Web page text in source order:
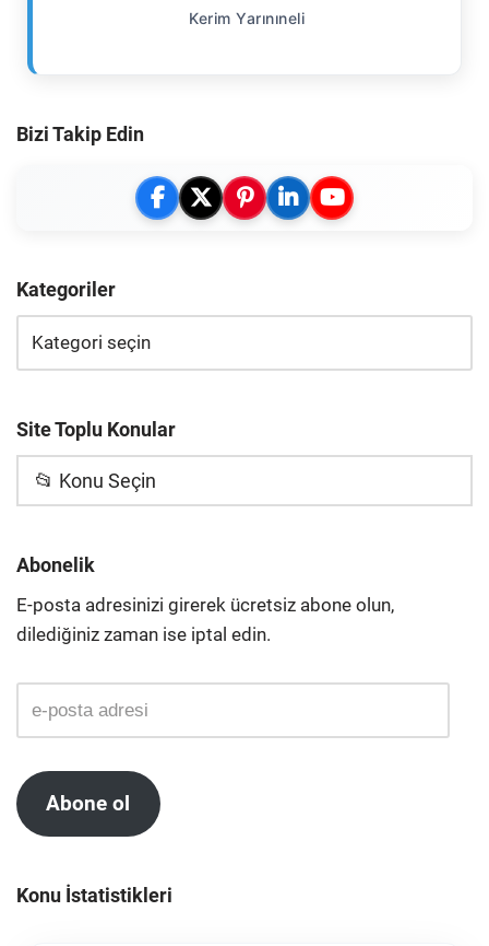
Kerim Yarınıneli
Bizi Takip Edin
Kategoriler
Site Toplu Konular
📂 Konu Seçin
Abonelik
E-posta adresinizi girerek ücretsiz abone olun,
dilediğiniz zaman ise iptal edin.
Abone ol
Konu İstatistikleri